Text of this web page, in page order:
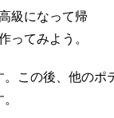
級になって帰
ってみよう。